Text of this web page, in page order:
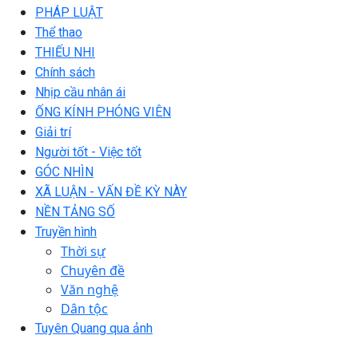
PHÁP LUẬT
Thể thao
THIẾU NHI
Chính sách
Nhịp cầu nhân ái
ỐNG KÍNH PHÓNG VIÊN
Giải trí
Người tốt - Việc tốt
GÓC NHÌN
XÃ LUẬN - VẤN ĐỀ KỲ NÀY
NỀN TẢNG SỐ
Truyền hình
Thời sự
Chuyên đề
Văn nghệ
Dân tộc
Tuyên Quang qua ảnh